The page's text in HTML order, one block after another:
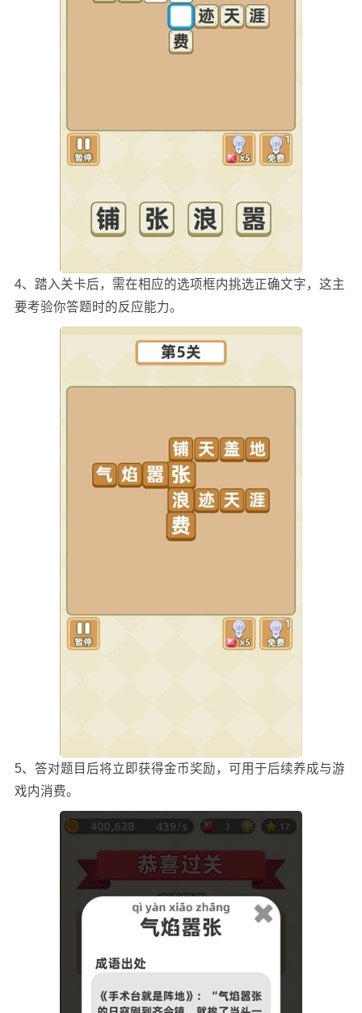
4、踏入关卡后，需在相应的选项框内挑选正确文字，这主
要考验你答题时的反应能力。
5、答对题目后将立即获得金币奖励，可用于后续养成与游
戏内消费。